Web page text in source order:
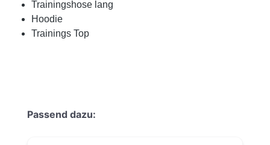
Trainingshose lang
Hoodie
Trainings Top
Produktgalerie überspringen
Passend dazu: